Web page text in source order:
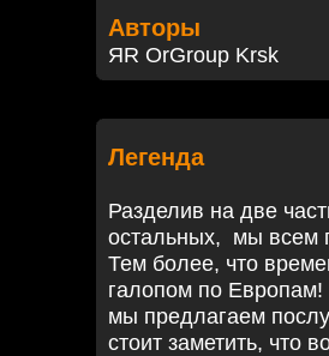
Авторы
ЯR OrGroup Krsk
Легенда
Разделив на две
остальных, мы всем
Тем более, что
галопом по Европам!
мы предлагаем
стоит заметить, что